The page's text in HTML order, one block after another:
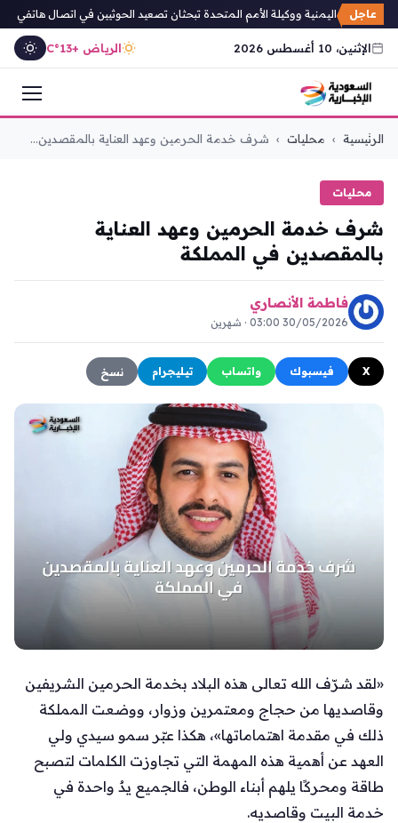
عاجل
الخارجية اليمنية ووكيلة الأمم المتحدة تبحثان تصعيد الحوثيين في اتصال هاتفي
الإثنين، 10 أغسطس 2026 الرياض +13°C
التجاوز
الرئيسية › محليات › شرف خدمة الحرمين وعهد العناية بالمقصدين...
محليات
شرف خدمة الحرمين وعهد العناية
بالمقصدين في المملكة
فاطمة الأنصاري
30/05/2026 03:00 · شهرين
X فيسبوك واتساب تيليجرام نسخ
«لقد شرّف الله تعالى هذه البلاد بخدمة الحرمين الشريفين
وقاصديها من حجاج ومعتمرين وزوار، ووضعت المملكة
ذلك في مقدمة اهتماماتها»، هكذا عبّر سمو سيدي ولي
العهد عن أهمية هذه المهمة التي تجاوزت الكلمات لتصبح
طاقة ومحركًا يلهم أبناء الوطن، فالجميع يدٌ واحدة في
خدمة البيت وقاصديه.